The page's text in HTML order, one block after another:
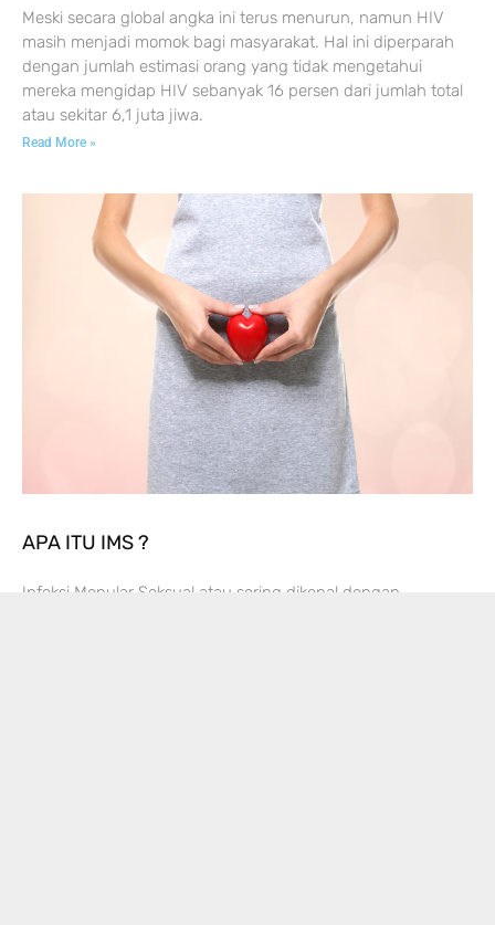
Meski secara global angka ini terus menurun, namun HIV
masih menjadi momok bagi masyarakat. Hal ini diperparah
dengan jumlah estimasi orang yang tidak mengetahui
mereka mengidap HIV sebanyak 16 persen dari jumlah total
atau sekitar 6,1 juta jiwa.
Read More »
APA ITU IMS ?
Infeksi Menular Seksual atau sering dikenal dengan